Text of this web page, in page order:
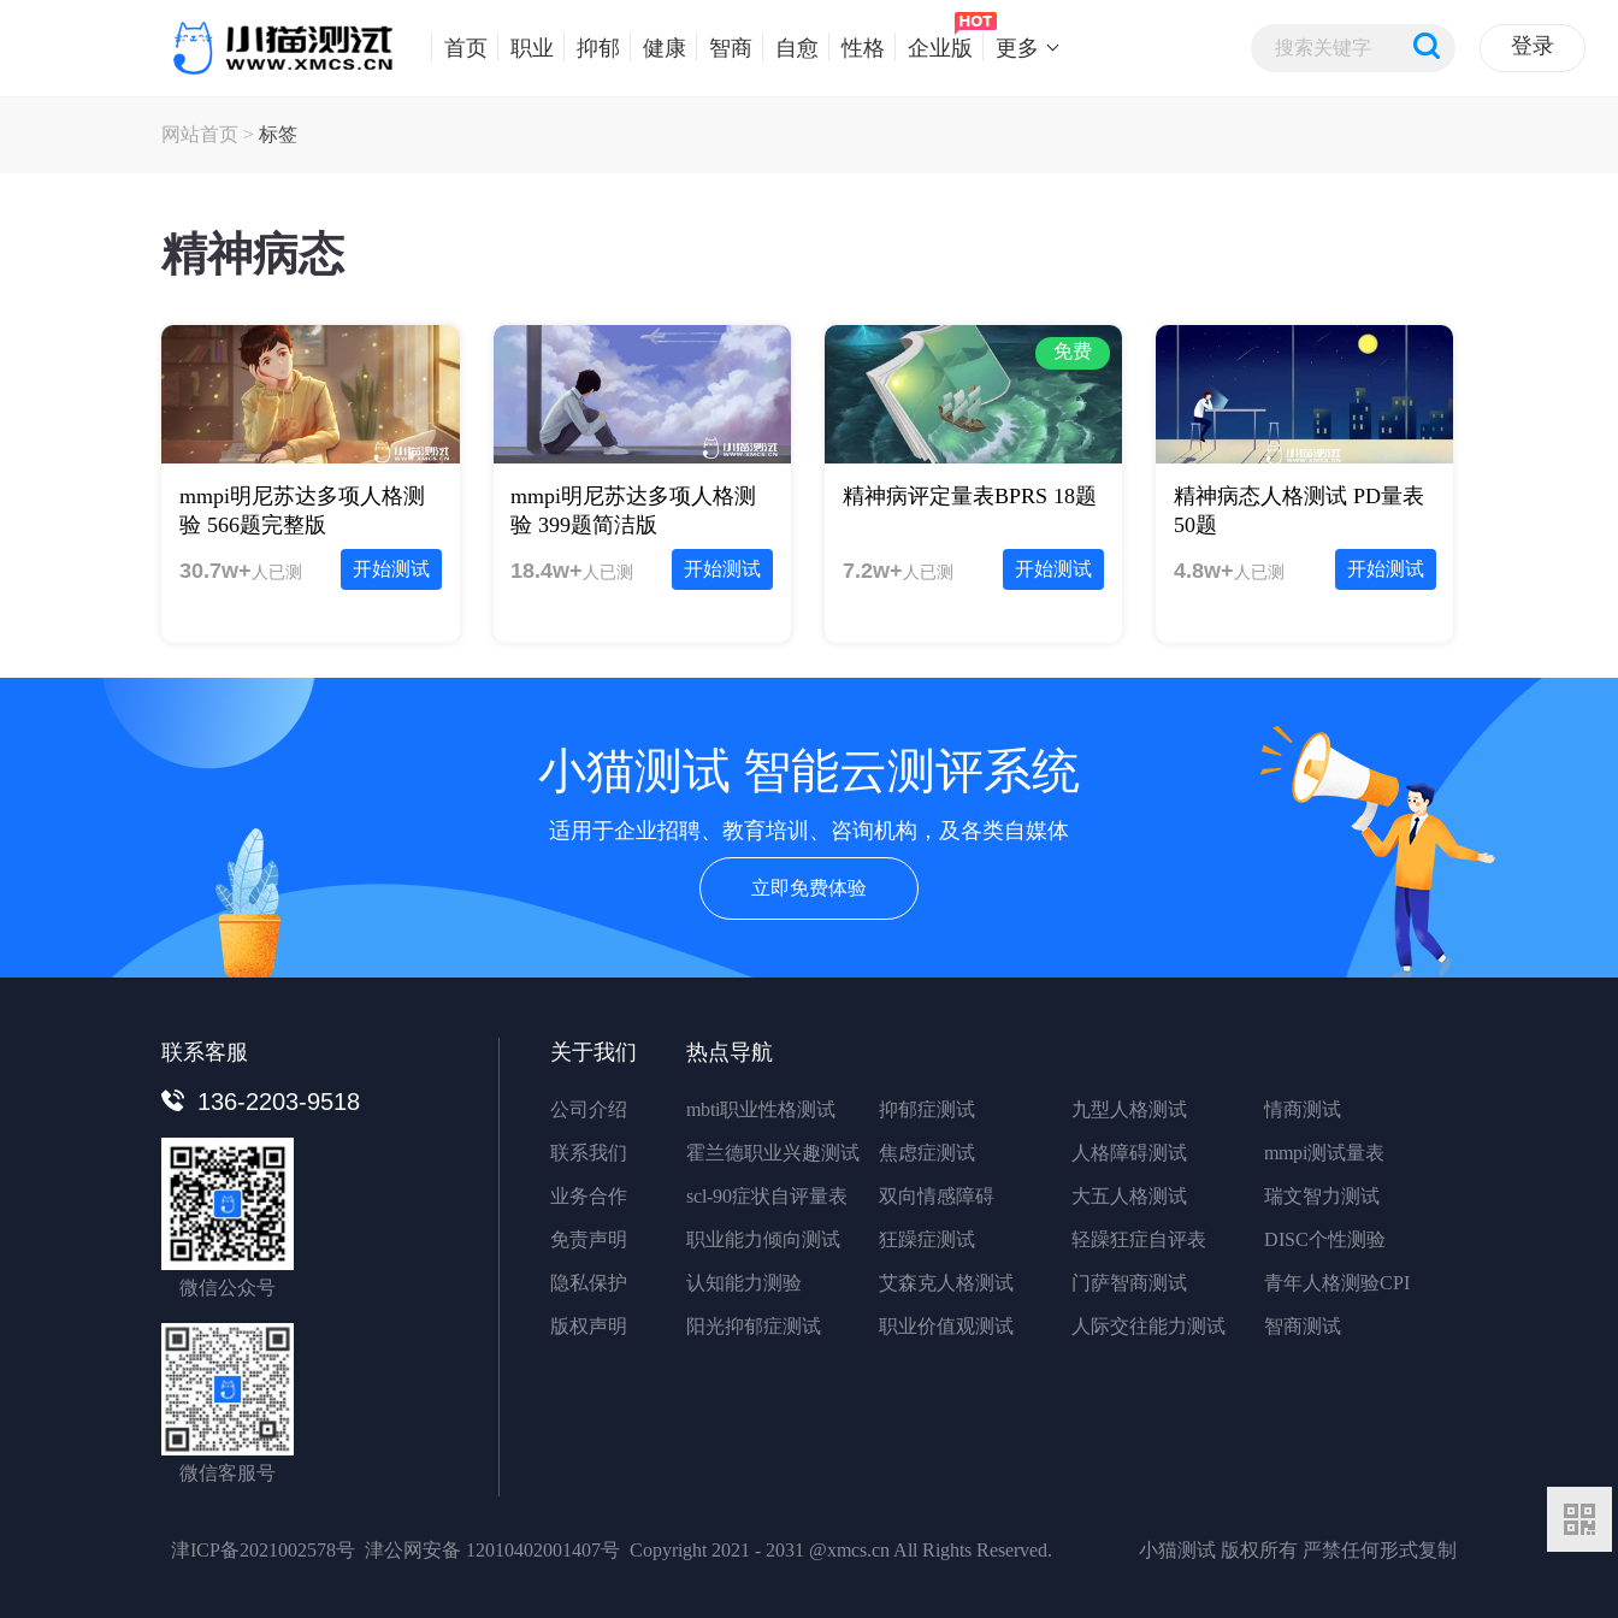
首页 职业 抑郁 健康 智商 自愈 性格 企业版 更多 登录
网站首页 >标签
精神病态
mmpi明尼苏达多项人格测
验 566题完整版
开始测试
30.7w+ 人已测
mmpi明尼苏达多项人格测
验 399题简洁版
开始测试
18.4w+ 人已测
免费
精神病评定量表BPRS 18题
开始测试
7.2w+ 人已测
精神病态人格测试 PD量表
50题
开始测试
4.8w+ 人已测
小猫测试 智能云测评系统
适用于企业招聘、教育培训、咨询机构，及各类自媒体
立即免费体验
联系客服
136-2203-9518
微信公众号
微信客服号
关于我们
公司介绍
联系我们
业务合作
免责声明
隐私保护
版权声明
热点导航
mbti职业性格测试 抑郁症测试 九型人格测试 情商测试
霍兰德职业兴趣测试 焦虑症测试 人格障碍测试 mmpi测试量表
scl-90症状自评量表 双向情感障碍 大五人格测试 瑞文智力测试
职业能力倾向测试 狂躁症测试 轻躁狂症自评表 DISC个性测验
认知能力测验 艾森克人格测试 门萨智商测试 青年人格测验CPI
阳光抑郁症测试 职业价值观测试 人际交往能力测试 智商测试
小猫测试 版权所有 严禁任何形式复制
津ICP备2021002578号 津公网安备 12010402001407号 Copyright 2021 - 2031 @xmcs.cn All Rights Reserved.